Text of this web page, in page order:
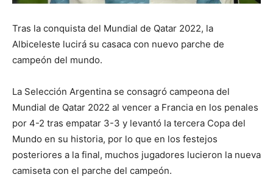
Tras la conquista del Mundial de Qatar 2022, la
Albiceleste lucirá su casaca con nuevo parche de
campeón del mundo.
La Selección Argentina se consagró campeona del
Mundial de Qatar 2022 al vencer a Francia en los penales
por 4-2 tras empatar 3-3 y levantó la tercera Copa del
Mundo en su historia, por lo que en los festejos
posteriores a la final, muchos jugadores lucieron la nueva
camiseta con el parche del campeón.